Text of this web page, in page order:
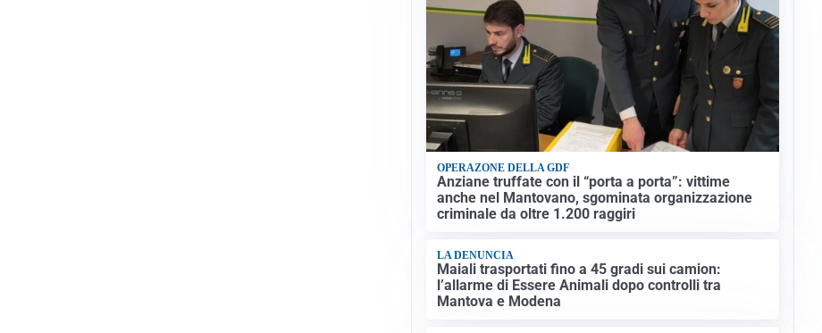
OPERAZONE DELLA GDF
Anziane truffate con il “porta a porta”: vittime
anche nel Mantovano, sgominata organizzazione
criminale da oltre 1.200 raggiri
LA DENUNCIA
Maiali trasportati fino a 45 gradi sui camion:
l’allarme di Essere Animali dopo controlli tra
Mantova e Modena